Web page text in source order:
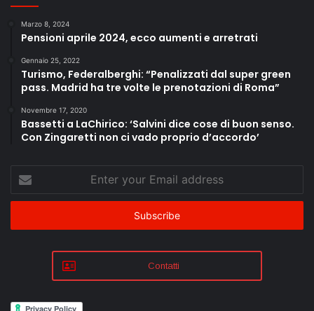
Marzo 8, 2024
Pensioni aprile 2024, ecco aumenti e arretrati
Gennaio 25, 2022
Turismo, Federalberghi: “Penalizzati dal super green
pass. Madrid ha tre volte le prenotazioni di Roma”
Novembre 17, 2020
Bassetti a LaChirico: ‘Salvini dice cose di buon senso.
Con Zingaretti non ci vado proprio d’accordo’
Enter
your
Email
Contatti